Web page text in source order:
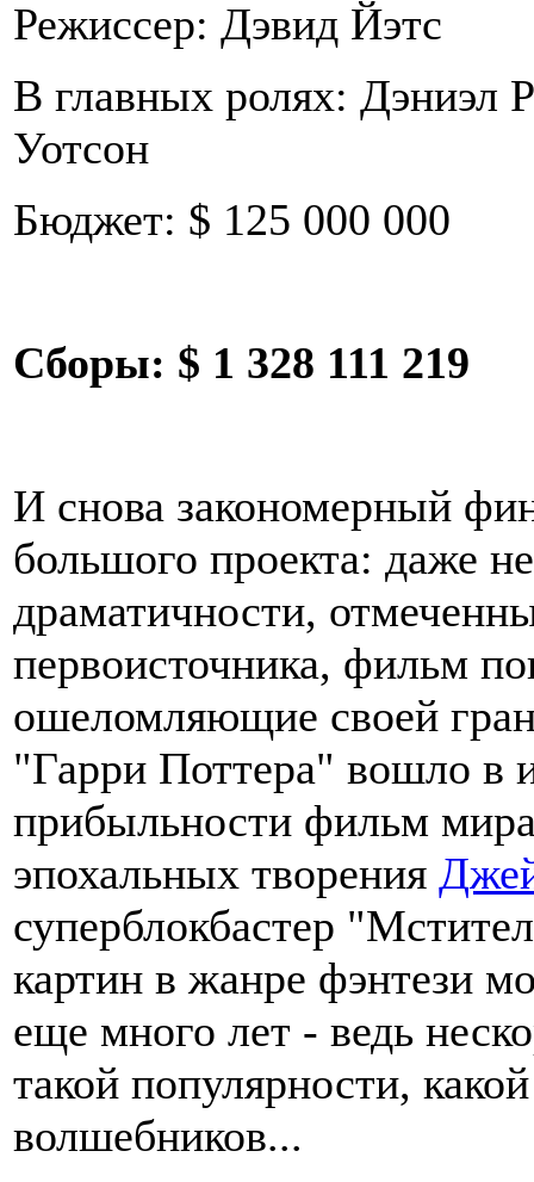
Режиссер: Дэвид Йэтс
В главных ролях: Дэниэл
Уотсон
Бюджет: $ 125 000 000
Сборы: $ 1 328 111 219
И снова закономерный
большого проекта: даже
драматичности,
первоисточника, фильм
ошеломляющие своей
"Гарри Поттера" вошло в
прибыльности фильм
эпохальных творения
суперблокбастер
картин в жанре фэнтези
еще много лет - ведь
такой популярности,
волшебников...